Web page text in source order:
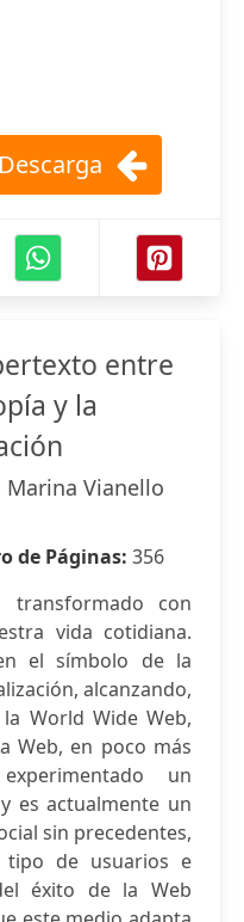
entre
y la
Marina Vianello
de Páginas: 356
transformado con
vida cotidiana.
el símbolo de la
alcanzando,
World Wide Web,
Web, en poco más
un
es actualmente un
sin precedentes,
de usuarios e
éxito de la Web